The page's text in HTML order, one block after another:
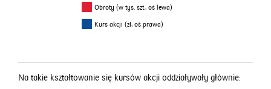
Obroty (w tys. szt., oś lewa)
Kurs akcji (zł, oś prawa)
Na takie kształtowanie się kursów akcji oddziaływały głównie: